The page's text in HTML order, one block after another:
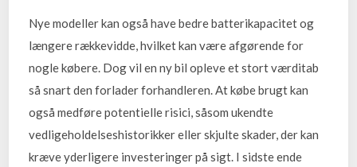
Nye modeller kan også have bedre batterikapacitet og
længere rækkevidde, hvilket kan være afgørende for
nogle købere. Dog vil en ny bil opleve et stort værditab
så snart den forlader forhandleren. At købe brugt kan
også medføre potentielle risici, såsom ukendte
vedligeholdelseshistorikker eller skjulte skader, der kan
kræve yderligere investeringer på sigt. I sidste ende